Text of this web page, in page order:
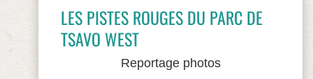
LES PISTES ROUGES DU PARC DE
TSAVO WEST
Reportage photos